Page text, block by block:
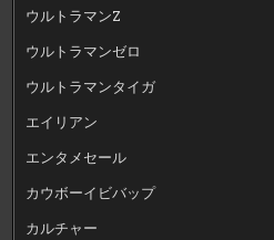
ウルトラマンZ
ウルトラマンゼロ
ウルトラマンタイガ
エイリアン
エンタメセール
カウボーイビバップ
カルチャー